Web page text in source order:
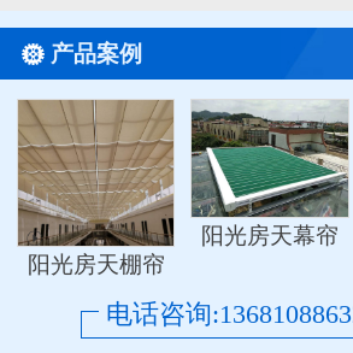
 产品案例
阳光房天棚帘
阳光房天幕帘
电话咨询